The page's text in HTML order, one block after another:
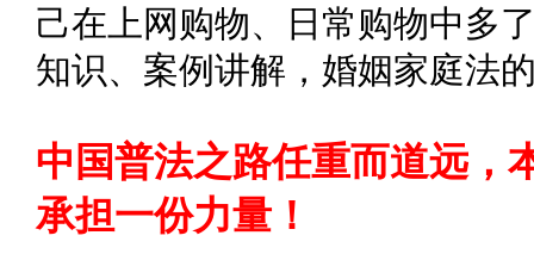
己在上网购物、日常购物中多
知识、案例讲解，婚姻家庭法
中国普法之路任重而道远，
承担一份力量！